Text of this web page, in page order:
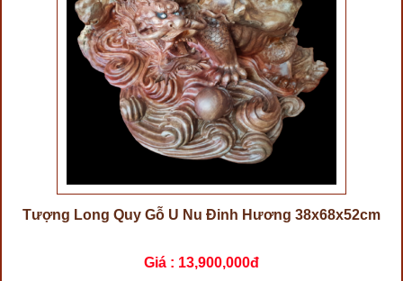
Tượng Long Quy Gỗ U Nu Đinh Hương 38x68x52cm
Giá : 13,900,000đ